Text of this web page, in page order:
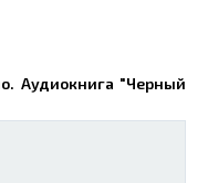
Аудиокнига "Черный